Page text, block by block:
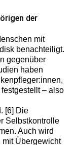
der
mit
benachteiligt.
gegenüber
haben
– also
[6] Die
Selbstkontrolle
Auch wird
mit Übergewicht